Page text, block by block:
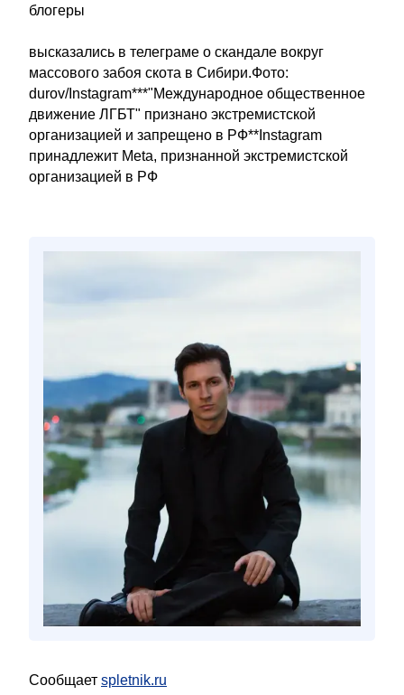
блогеры
высказались в телеграме о скандале вокруг
массового забоя скота в Сибири.Фото:
durov/Instagram***"Международное общественное
движение ЛГБТ" признано экстремистской
организацией и запрещено в РФ**Instagram
принадлежит Meta, признанной экстремистской
организацией в РФ
Сообщает spletnik.ru